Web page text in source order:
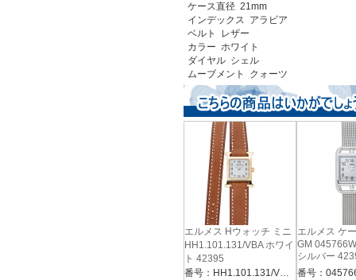
ケース直径 21mm
インデックス アラビア
ベルト レザー
カラー ホワイト
ダイヤル シェル
ムーブメント クォーツ
エルメス Hウォッチ ミニ
HH1.101.131/VBA ホワイ
ト 42395
番号：HH1.101.131/VBA
エルメス ケ
GM
シルバー